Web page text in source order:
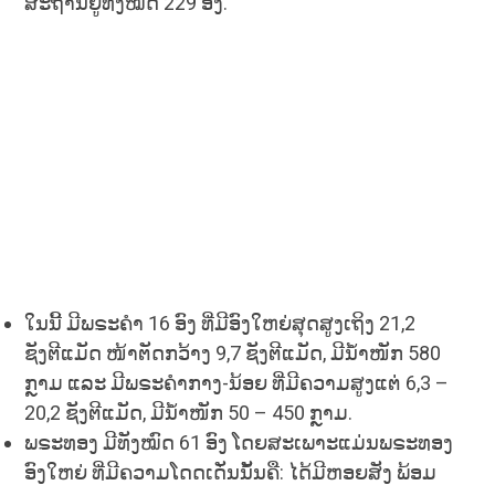
ໃນນີ້ ມີພຣະຄຳ 16 ອົງ ທີ່ມີອົງໃຫຍ່ສຸດສູງເຖິງ 21,2
ຊັງຕີແມັດ ໜ້າຕັດກວ້າງ 9,7 ຊັງຕີແມັດ, ມີນ້ຳໜັກ 580
ກຼາມ ແລະ ມີພຣະຄຳກາງ-ນ້ອຍ ທີ່ມີຄວາມສູງແຕ່ 6,3 –
20,2 ຊັງຕີແມັດ, ມີນ້ຳໜັກ 50 – 450 ກຼາມ.
ພຣະທອງ ມີທັງໝົດ 61 ອົງ ໂດຍສະເພາະແມ່ນພຣະທອງ
ອົງໃຫຍ່ ທີ່ມີຄວາມໂດດເດັ່ນນັ້ນຄື: ໄດ້ມີຫອຍສັງ ພ້ອມ